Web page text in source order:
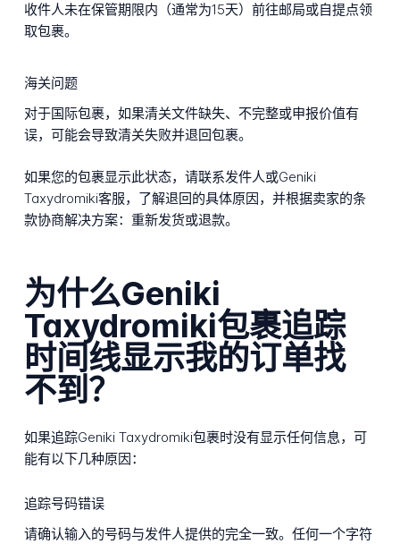
收件人未在保管期限内（通常为15天）前往邮局或自提点领
取包裹。
海关问题
对于国际包裹，如果清关文件缺失、不完整或申报价值有
误，可能会导致清关失败并退回包裹。
如果您的包裹显示此状态，请联系发件人或Geniki
Taxydromiki客服，了解退回的具体原因，并根据卖家的条
款协商解决方案：重新发货或退款。
为什么Geniki
Taxydromiki包裹追踪
时间线显示我的订单找
不到？
如果追踪Geniki Taxydromiki包裹时没有显示任何信息，可
能有以下几种原因：
追踪号码错误
请确认输入的号码与发件人提供的完全一致。任何一个字符